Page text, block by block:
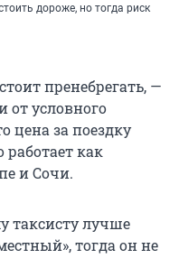
дороже, но тогда риск
пренебрегать, —
от условного
цена за поездку
как
и Сочи.
таксисту лучше
тогда он не